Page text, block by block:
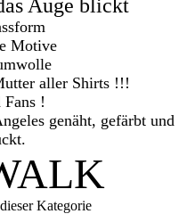
Auge blickt
Motive
aller Shirts !!!
!
genäht, gefärbt und
Kategorie